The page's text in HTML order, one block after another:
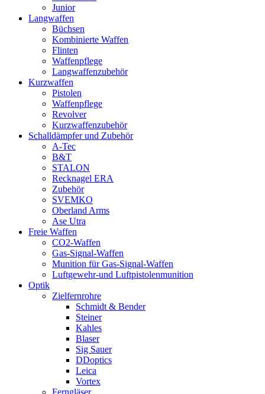
Junior
Langwaffen
Büchsen
Kombinierte Waffen
Flinten
Waffenpflege
Langwaffenzubehör
Kurzwaffen
Pistolen
Waffenpflege
Revolver
Kurzwaffenzubehör
Schalldämpfer und Zubehör
A-Tec
B&T
STALON
Recknagel ERA
Zubehör
SVEMKO
Oberland Arms
Ase Utra
Freie Waffen
CO2-Waffen
Gas-Signal-Waffen
Munition für Gas-Signal-Waffen
Luftgewehr-und Luftpistolenmunition
Optik
Zielfernrohre
Schmidt & Bender
Steiner
Kahles
Blaser
Sig Sauer
DDoptics
Leica
Vortex